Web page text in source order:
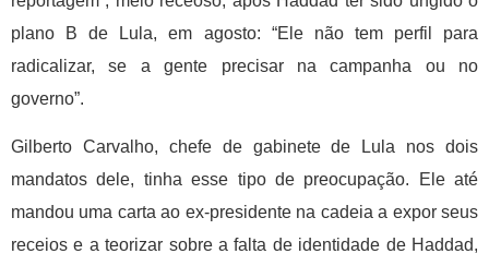
plano B de Lula, em agosto: “Ele não tem perfil para
radicalizar, se a gente precisar na campanha ou no
governo”.
Gilberto Carvalho, chefe de gabinete de Lula nos dois
mandatos dele, tinha esse tipo de preocupação. Ele até
mandou uma carta ao ex-presidente na cadeia a expor seus
receios e a teorizar sobre a falta de identidade de Haddad,